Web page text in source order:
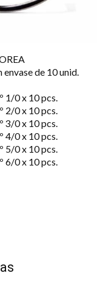
de 10 unid.
0 x 10 pcs.
0 x 10 pcs.
0 x 10 pcs.
0 x 10 pcs.
0 x 10 pcs.
0 x 10 pcs.